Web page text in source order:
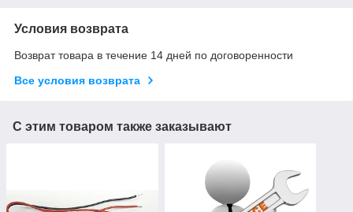
Условия возврата
Возврат товара в течение 14 дней по договоренности
Все условия возврата
С этим товаром также заказывают